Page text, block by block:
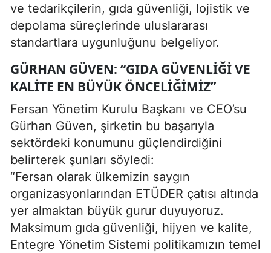
ve tedarikçilerin, gıda güvenliği, lojistik ve
depolama süreçlerinde uluslararası
standartlara uygunluğunu belgeliyor.
GÜRHAN GÜVEN: “GIDA GÜVENLIĞI VE
KALITE EN BÜYÜK ÖNCELIĞIMIZ”
Fersan Yönetim Kurulu Başkanı ve CEO’su
Gürhan Güven, şirketin bu başarıyla
sektördeki konumunu güçlendirdiğini
belirterek şunları söyledi:
“Fersan olarak ülkemizin saygın
organizasyonlarından ETÜDER çatısı altında
yer almaktan büyük gurur duyuyoruz.
Maksimum gıda güvenliği, hijyen ve kalite,
Entegre Yönetim Sistemi politikamızın temel